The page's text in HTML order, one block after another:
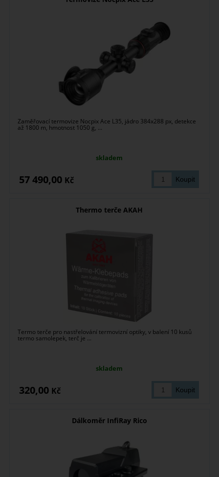
Zaměřovací termovize Nocpix Ace L35, jádro 384x288 px, detekce
až 1800 m, hmotnost 1050 g, ...
skladem
57 490,00 Kč
Thermo terče AKAH
Termo terče pro nastřelování termovizní optiky, v balení 10 kusů
termo samolepek, terč je ...
skladem
320,00 Kč
Dálkoměr InfiRay Rico